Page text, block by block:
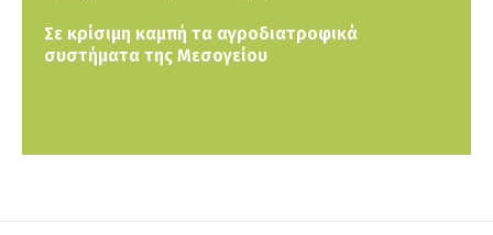
Σε κρίσιμη καμπή τα αγροδιατροφικά
συστήματα της Μεσογείου